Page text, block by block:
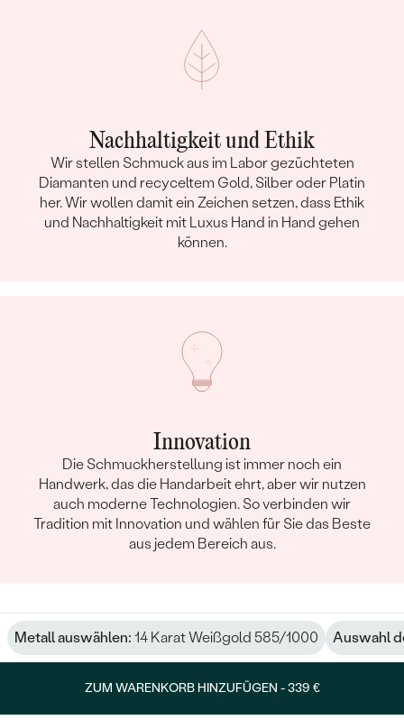
Nachhaltigkeit und Ethik
Wir stellen Schmuck aus im Labor gezüchteten
Diamanten und recyceltem Gold, Silber oder Platin
her. Wir wollen damit ein Zeichen setzen, dass Ethik
und Nachhaltigkeit mit Luxus Hand in Hand gehen
können.
Innovation
Die Schmuckherstellung ist immer noch ein
Handwerk, das die Handarbeit ehrt, aber wir nutzen
auch moderne Technologien. So verbinden wir
Tradition mit Innovation und wählen für Sie das Beste
aus jedem Bereich aus.
Metall auswählen: 14 Karat Weißgold 585/1000 Auswahl
ZUM WARENKORB HINZUFÜGEN -339 €